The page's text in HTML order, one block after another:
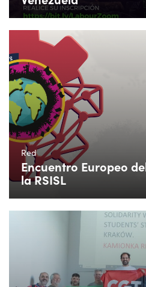
Red
Encuentro Europeo
la RSISL